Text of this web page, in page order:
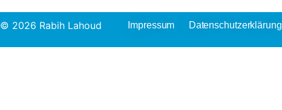
© 2026 Rabih Lahoud Impressum Datenschutzerklärung